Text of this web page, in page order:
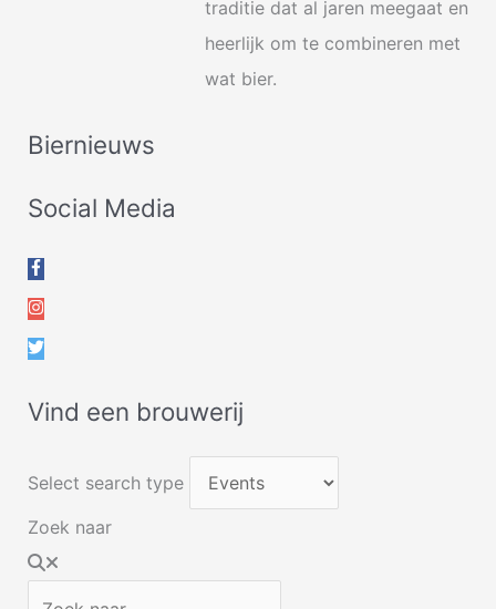
traditie dat al jaren meegaat en
heerlijk om te combineren met
wat bier.
Biernieuws
Social Media
Vind een brouwerij
Select search type
Zoek naar